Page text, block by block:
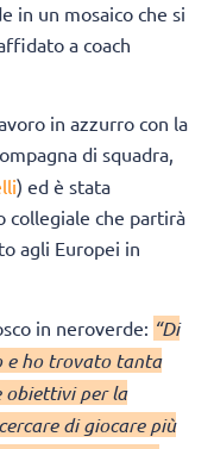
in un mosaico che si
a coach
in azzurro con la
di squadra,
) ed è stata
collegiale che partirà
agli Europei in
in neroverde: “Di
e ho trovato tanta
obiettivi per la
di giocare più